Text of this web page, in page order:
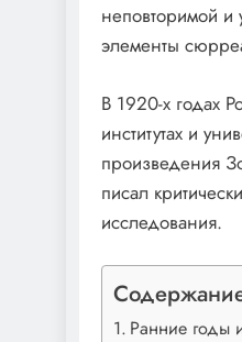
неповторимой и
элементы
В 1920-х годах
институтах и
произведения
писал
исследования.
Ранние годы